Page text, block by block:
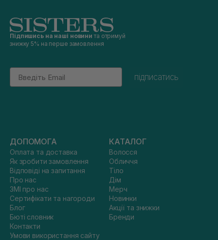
Підпишись на наші новини та отримуй
знижку 5% на перше замовлення
Email
підписатись
ДОПОМОГА
Оплата та доставка
Як зробити замовлення
Відповіді на запитання
Про нас
ЗМІ про нас
Сертифікати та нагороди
Блог
Бюті словник
Контакти
Умови використання сайту
КАТАЛОГ
Волосся
Обличчя
Тіло
Дім
Мерч
Новинки
Акції та знижки
Бренди